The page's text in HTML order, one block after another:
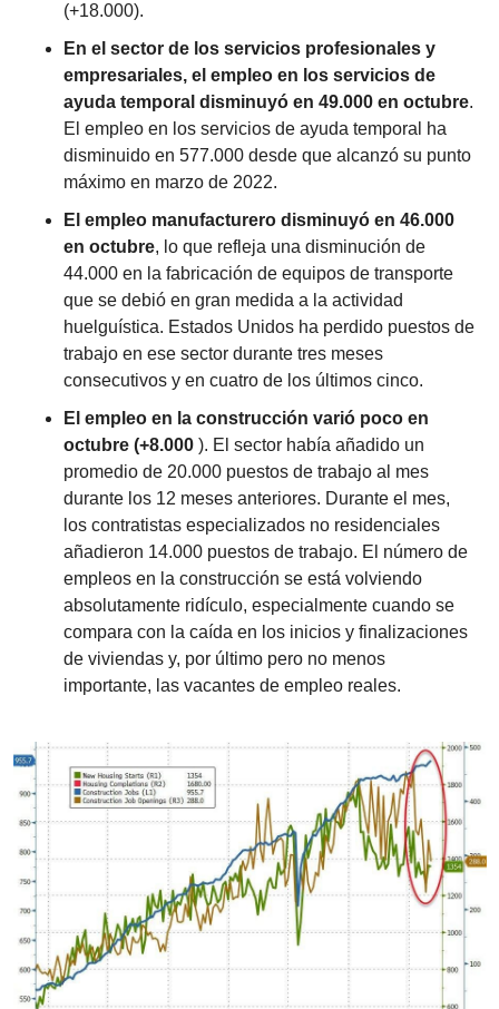
(+18.000).
En el sector de los servicios profesionales y
empresariales, el empleo en los servicios de
ayuda temporal disminuyó en 49.000 en octubre.
El empleo en los servicios de ayuda temporal ha
disminuido en 577.000 desde que alcanzó su punto
máximo en marzo de 2022.
El empleo manufacturero disminuyó en 46.000
en octubre, lo que refleja una disminución de
44.000 en la fabricación de equipos de transporte
que se debió en gran medida a la actividad
huelguística. Estados Unidos ha perdido puestos de
trabajo en ese sector durante tres meses
consecutivos y en cuatro de los últimos cinco.
El empleo en la construcción varió poco en
octubre (+8.000 ). El sector había añadido un
promedio de 20.000 puestos de trabajo al mes
durante los 12 meses anteriores. Durante el mes,
los contratistas especializados no residenciales
añadieron 14.000 puestos de trabajo. El número de
empleos en la construcción se está volviendo
absolutamente ridículo, especialmente cuando se
compara con la caída en los inicios y finalizaciones
de viviendas y, por último pero no menos
importante, las vacantes de empleo reales.